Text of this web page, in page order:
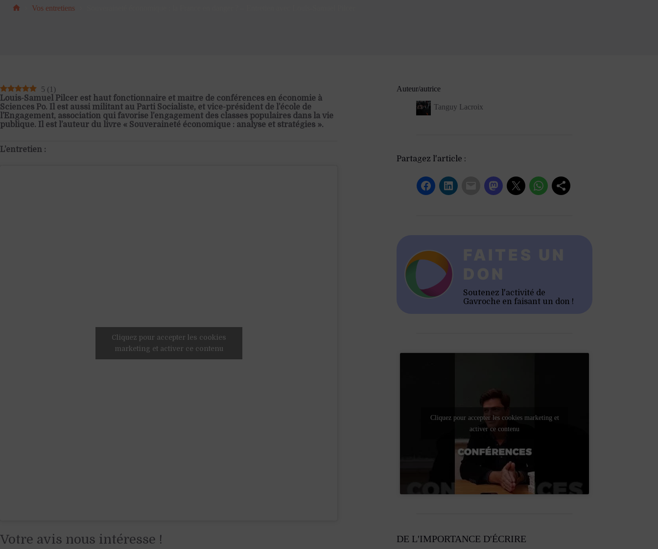
Vos entretiens
5 ( 1 )
Louis-Samuel Pilcer est haut fonctionnaire et maître de conférences en économie à
Sciences Po. Il est aussi militant au Parti Socialiste, et vice-président de l’école de
l’Engagement, association qui favorise l’engagement des classes populaires dans la vie
publique. Il est l’auteur du livre « Souveraineté économique : analyse et stratégies ».
L’entretien :
Cliquez pour accepter les cookies
marketing et activer ce contenu
Votre avis nous intéresse !
Auteur/autrice
Tanguy Lacroix
Partagez l'article :
Soutenez l'activité de
Gavroche en faisant un don !
Cliquez pour accepter les cookies marketing et
activer ce contenu
DE L'IMPORTANCE D'ÉCRIRE